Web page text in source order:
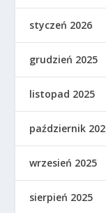
styczeń 2026
grudzień 2025
listopad 2025
październik
wrzesień 2025
sierpień 2025